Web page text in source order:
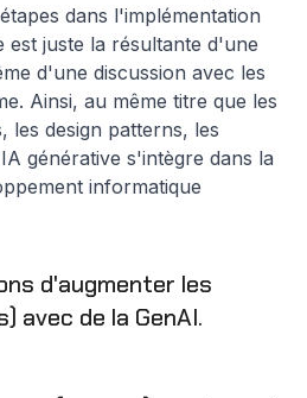
dans l'implémentation
est juste la résultante d'une
d'une discussion avec les
Ainsi, au même titre que les
les design patterns, les
générative s'intègre dans la
informatique
d'augmenter les
avec de la GenAI.